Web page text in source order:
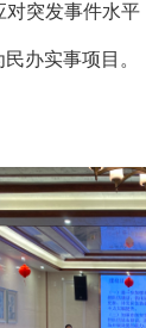
突发事件水
民办实事项目。